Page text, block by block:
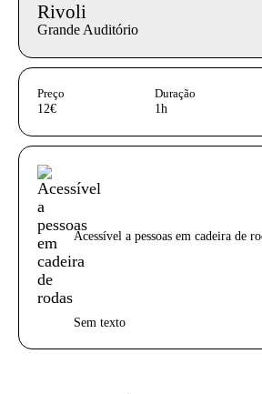
Rivoli
Grande Auditório
InformaÃ§Ã£o adicional
Preço
12€
Duração
1h
Acessibilidades do espetáculo
Acessível a pessoas em cadeira de
Sem texto